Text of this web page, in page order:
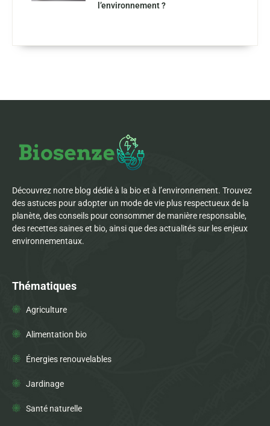
l’environnement ?
Découvrez notre blog dédié à la bio et à l’environnement. Trouvez
des astuces pour adopter un mode de vie plus respectueux de la
planète, des conseils pour consommer de manière responsable,
des recettes saines et bio, ainsi que des actualités sur les enjeux
environnementaux.
Thématiques
Agriculture
Alimentation bio
Énergies renouvelables
Jardinage
Santé naturelle